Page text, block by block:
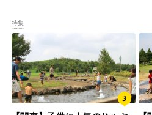
特集